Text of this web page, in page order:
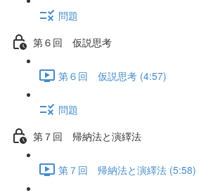
問題
第６回 仮説思考
第６回 仮説思考 (4:57)
問題
第７回 帰納法と演繹法
第７回 帰納法と演繹法 (5:58)